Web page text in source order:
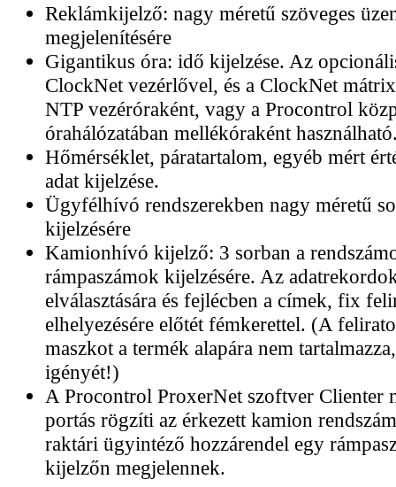
Reklámkijelző: nagy méretű szöveges
megjelenítésére
Gigantikus óra: idő kijelzése. Az
ClockNet vezérlővel, és a ClockNet
NTP vezéróraként, vagy a Procontrol
órahálózatában mellékóraként
Hőmérséklet, páratartalom, egyéb mért
adat kijelzése.
Ügyfélhívó rendszerekben nagy méretű
kijelzésére
Kamionhívó kijelző: 3 sorban a
rámpaszámok kijelzésére. Az
elválasztására és fejlécben a címek, fix
elhelyezésére előtét fémkerettel. (A
maszkot a termék alapára nem
igényét!)
A Procontrol ProxerNet szoftver Clienter
portás rögzíti az érkezett kamion
raktári ügyintéző hozzárendel egy
kijelzőn megjelennek.